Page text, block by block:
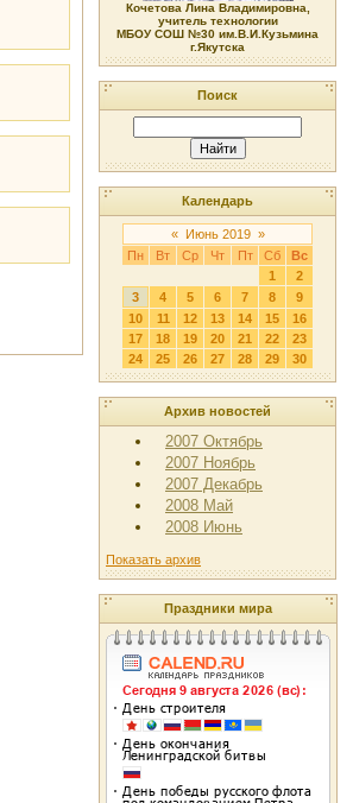
Кочетова Лина Владимировна,
учитель технологии
МБОУ СОШ №30 им.В.И.Кузьмина
г.Якутска
Поиск
Календарь
« Июнь 2019 »
Пн
Вт Ср Чт Пт Сб
Вс
1
2
3
4 5 6 7 8
9
10
11 12 13 14 15
16
17
18 19 20 21 22
23
24
25 26 27 28 29 30
Архив новостей
2007 Октябрь
2007 Ноябрь
2007 Декабрь
2008 Май
2008 Июнь
Показать архив
Праздники мира